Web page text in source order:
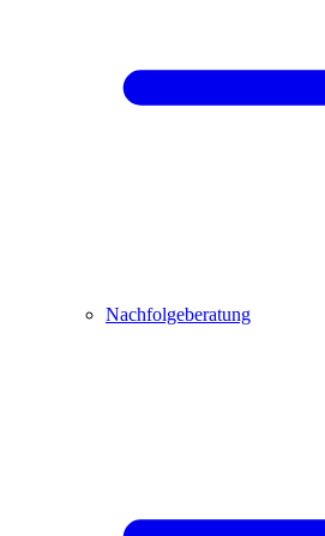
Nachfolgeberatung